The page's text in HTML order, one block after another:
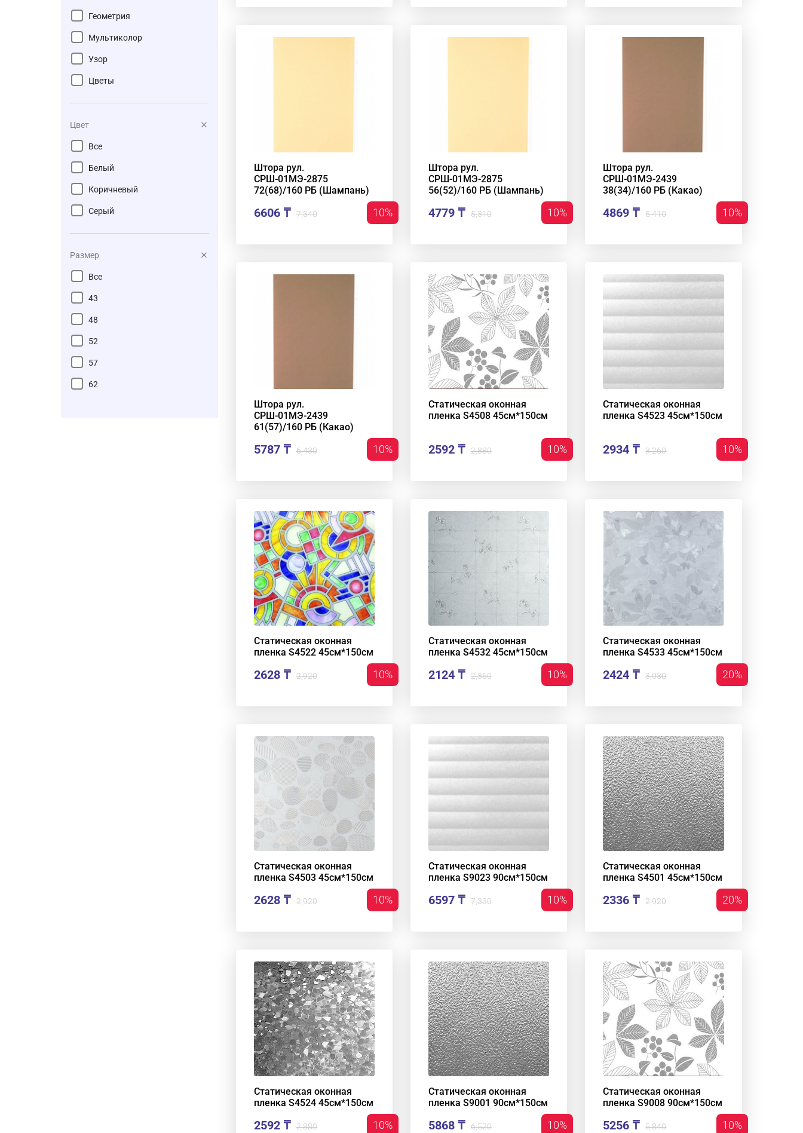
Геометрия
Мультиколор
Узор
Цветы
Цвет
Все
Белый
Коричневый
Серый
Размер
Все
43
48
52
57
62
Штора рул.
СРШ-01МЭ-2875
72(68)/160 РБ (Шампань)
6606 ₸ 7,340 10%
Штора рул.
СРШ-01МЭ-2875
56(52)/160 РБ (Шампань)
4779 ₸ 5,310 10%
Штора рул.
СРШ-01МЭ-2439
38(34)/160 РБ (Какао)
4869 ₸ 5,410 10%
Штора рул.
СРШ-01МЭ-2439
61(57)/160 РБ (Какао)
5787 ₸ 6,430 10%
Статическая оконная
пленка S4508 45см*150см
2592 ₸ 2,880 10%
Статическая оконная
пленка S4523 45см*150см
2934 ₸ 3,260 10%
Статическая оконная
пленка S4522 45см*150см
2628 ₸ 2,920 10%
Статическая оконная
пленка S4532 45см*150см
2124 ₸ 2,360 10%
Статическая оконная
пленка S4533 45см*150см
2424 ₸ 3,030 20%
Статическая оконная
пленка S4503 45см*150см
2628 ₸ 2,920 10%
Статическая оконная
пленка S9023 90см*150см
6597 ₸ 7,330 10%
Статическая оконная
пленка S4501 45см*150см
2336 ₸ 2,920 20%
Статическая оконная
пленка S4524 45см*150см
2592 ₸ 2,880 10%
Статическая оконная
пленка S9001 90см*150см
5868 ₸ 6,520 10%
Статическая оконная
пленка S9008 90см*150см
5256 ₸ 5,840 10%